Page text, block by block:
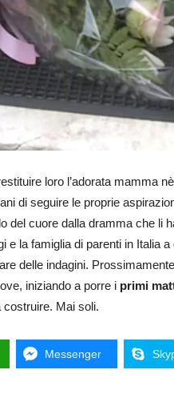
loro l’adorata mamma
di seguire le proprie
del cuore dalla dramma che li
e la famiglia di parenti in Italia
delle indagini.
iniziando a porre i primi
Mai soli.
Messenger